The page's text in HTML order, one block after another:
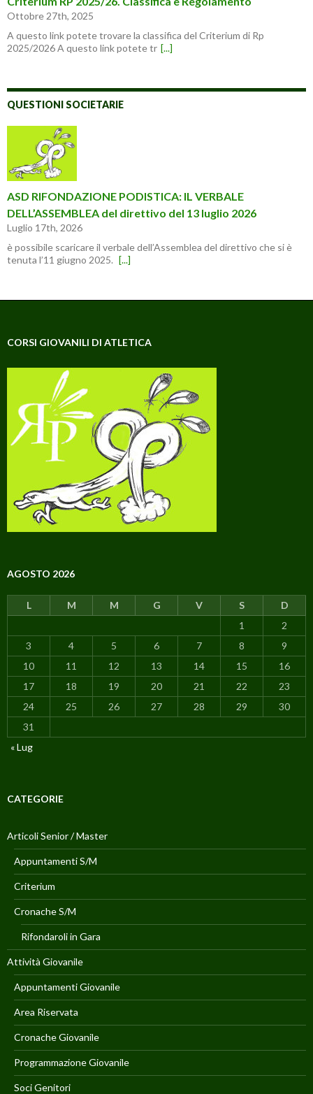
Ottobre 27th, 2025
A questo link potete trovare la classifica del Criterium di Rp
2025/2026 A questo link potete tr [...]
QUESTIONI SOCIETARIE
ASD RIFONDAZIONE PODISTICA: IL VERBALE
DELL’ASSEMBLEA del direttivo del 13 luglio 2026
Luglio 17th, 2026
è possibile scaricare il verbale dell’Assemblea del direttivo che si è
tenuta l’11 giugno 2025. [...]
CORSI GIOVANILI DI ATLETICA
AGOSTO 2026
L M M G V S
D
1
2
3
4 5 6 7 8
9
10
11 12 13 14 15
16
17
18 19 20 21 22
23
24
25 26 27 28 29
30
31
« Lug
CATEGORIE
Articoli Senior / Master
Appuntamenti S/M
Criterium
Cronache S/M
Rifondaroli in Gara
Attività Giovanile
Appuntamenti Giovanile
Area Riservata
Cronache Giovanile
Programmazione Giovanile
Soci Genitori